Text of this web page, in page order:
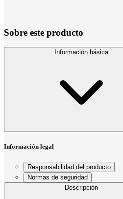
Sobre este producto
Información básica
Información legal
Responsabilidad del producto
Normas de seguridad
Descripción